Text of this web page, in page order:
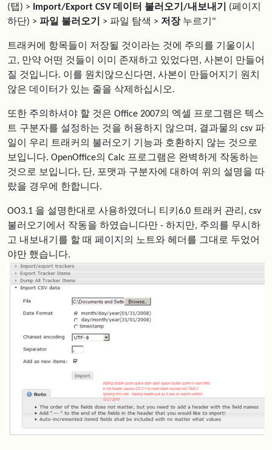
(탭) > Import/Export CSV 데이터 불러오기/내보내기
(페이지
하단) > 파일 불러오기 > 파일 탐색 > 저장누르기"
트래커에 항목들이 저장될 것이라는 것에 주의를 기울이시
고, 만약 어떤 것들이 이미 존재하고 있었다면, 사본이 만들어
질 것입니다. 이를 원치않으신다면, 사본이 만들어지기 원치
않은 데이터가 있는 줄을 삭제하십시오.
또한 주의하셔야 할 것은 Office 2007의 엑셀 프로그램은 텍스
트 구분자를 설정하는 것을 허용하지 않으며, 결과물의 csv 파
일이 우리 트래커의 불러오기 기능과 호환하지 않는 것으로
보입니다. OpenOffice의 Calc 프로그램은 완벽하게 작동하는
것으로 보입니다, 단, 포맷과 구분자에 대하여 위의 설명을 따
랐을 경우에 한합니다.
OO3.1 을 설명한대로 사용하였더니 티키6.0 트래커 관리, csv
불러오기에서 작동을 하였습니다만 - 하지만, 주의를 무시하
고 내보내기를 할 때 페이지의 노트와 헤더를 그대로 두었어
야만 했습니다.